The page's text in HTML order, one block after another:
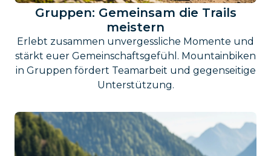
Gruppen: Gemeinsam die Trails
meistern
Erlebt zusammen unvergessliche Momente und
stärkt euer Gemeinschaftsgefühl. Mountainbiken
in Gruppen fördert Teamarbeit und gegenseitige
Unterstützung.